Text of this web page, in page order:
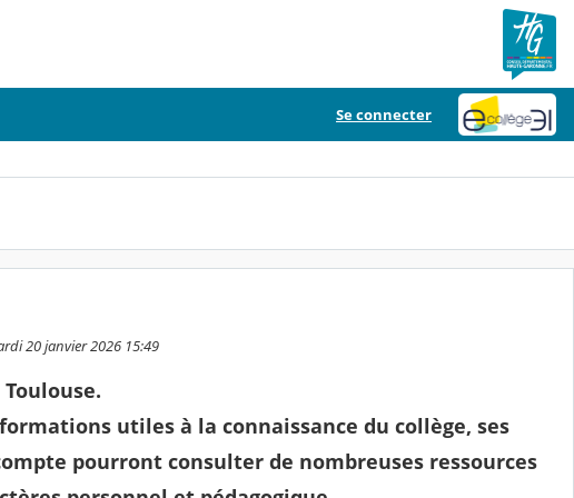
Se connecter
20 janvier 2026 15:49
utiles à la connaissance du collège, ses
pourront consulter de nombreuses ressources